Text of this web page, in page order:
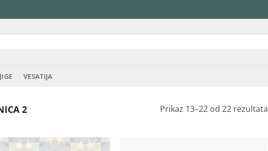
VESATIJA
2 Prikaz 13–22 od 22 rezultata